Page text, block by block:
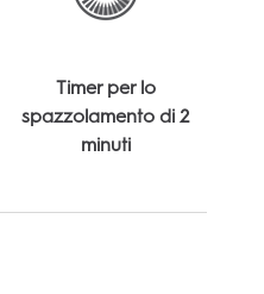
Timer per lo
spazzolamento di 2
minuti